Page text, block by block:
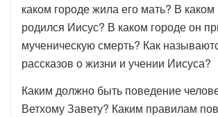
каком городе жила его мать? В каком
родился Иисус? В каком городе он
мученическую смерть? Как
рассказов о жизни и учении Иисуса?
Каким должно быть поведение
Ветхому Завету? Каким правилам